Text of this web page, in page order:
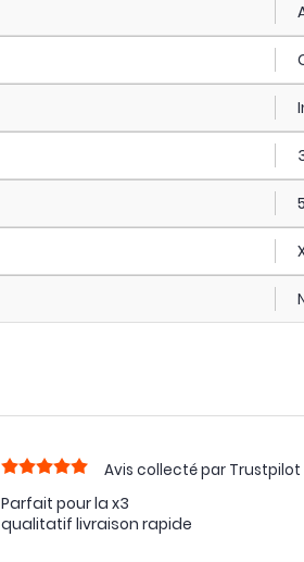
Avis collecté par Trustpilot
Parfait pour la x3
qualitatif livraison rapide